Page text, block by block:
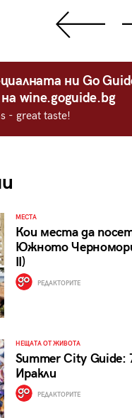
ни Go
wine.goguide.bg
- great taste!
МЕСТА
Кои места да
Южното
II)
РЕДАКТОРИТЕ
НЕЩАТА ОТ ЖИВОТА
Summer City Guide:
Иракли
РЕДАКТОРИТЕ